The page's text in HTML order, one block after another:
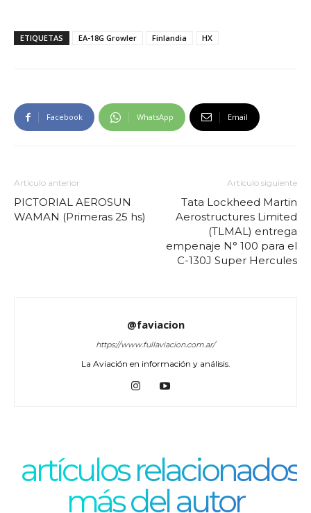
ETIQUETAS EA-18G Growler Finlandia HX
Facebook WhatsApp Email
Artículo anterior
PICTORIAL AEROSUN
WAMAN (Primeras 25 hs)
Artículo siguiente
Tata Lockheed Martin
Aerostructures Limited
(TLMAL) entrega
empenaje N° 100 para el
C-130J Super Hercules
@faviacion
https://www.fullaviacion.com.ar/
La Aviación en información y análisis.
artículos relacionados
más del autor